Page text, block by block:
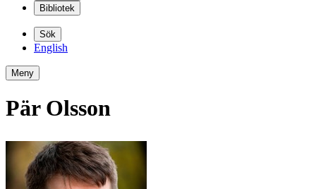
Bibliotek
Sök
English
Meny
Pär Olsson